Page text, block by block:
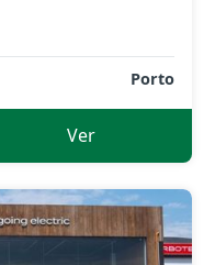
Porto
Ver